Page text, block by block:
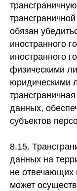
обязан
иностранного
иностранного
физическими
юридическими
данных,
субъектов
8.15.
данных на
не отвечающих
может